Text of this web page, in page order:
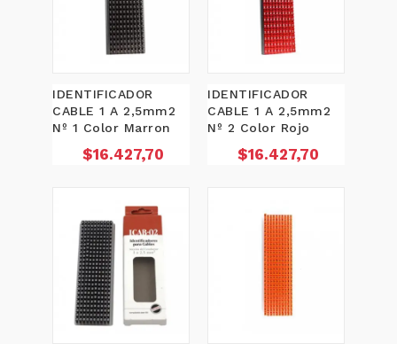
IDENTIFICADOR
CABLE 1 A 2,5mm2
Nº 1 Color Marron
Precio
$16.427,70
IDENTIFICADOR
CABLE 1 A 2,5mm2
Nº 2 Color Rojo
Precio
$16.427,70